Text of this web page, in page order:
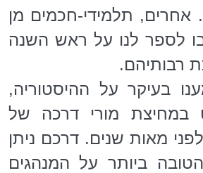
אחרים, תלמידי-חכמים מן
לספר לנו על ראש השנה
רבותיהם.
בעיקר על ההיסטוריה,
מורי דרכה של
מאות שנים. דרכם ניתן
ביותר על המנהגים